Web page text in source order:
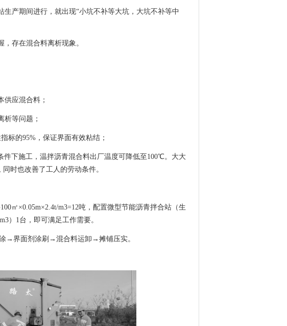
产期间进行，就出现“小坑不补等大坑，大坑不补等中
存在混合料离析现象。
供应混合料；
析等问题；
标的95%，保证界面有效粘结；
下施工，温拌沥青混合料出厂温度可降低至100℃。大大
时也改善了工人的劳动条件。
㎡×0.05m×2.4t/m3=12吨，配置微型节能沥青拌合站（生
）1台，即可满足工作需要。
→界面剂涂刷→混合料运卸→摊铺压实。